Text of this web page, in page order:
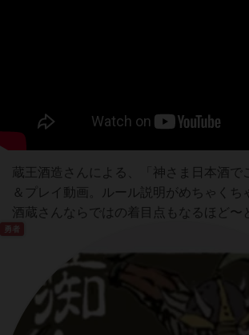
蔵王酒造さんによる、「神さま日本酒で
＆プレイ動画。ルール説明がめちゃくち
酒蔵さんならではの着目点もなるほど〜
勇者